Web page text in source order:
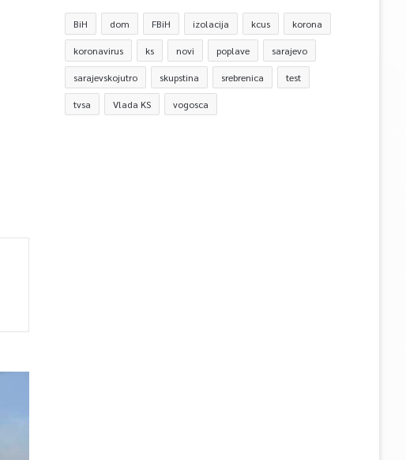
BiH dom FBiH izolacija kcus korona
koronavirus ks novi poplave sarajevo
sarajevskojutro skupstina srebrenica test
tvsa Vlada KS vogosca